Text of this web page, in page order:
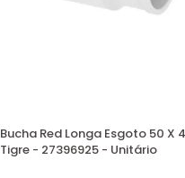
Bucha Red Longa Esgoto 50 X
Tigre - 27396925 - Unitário